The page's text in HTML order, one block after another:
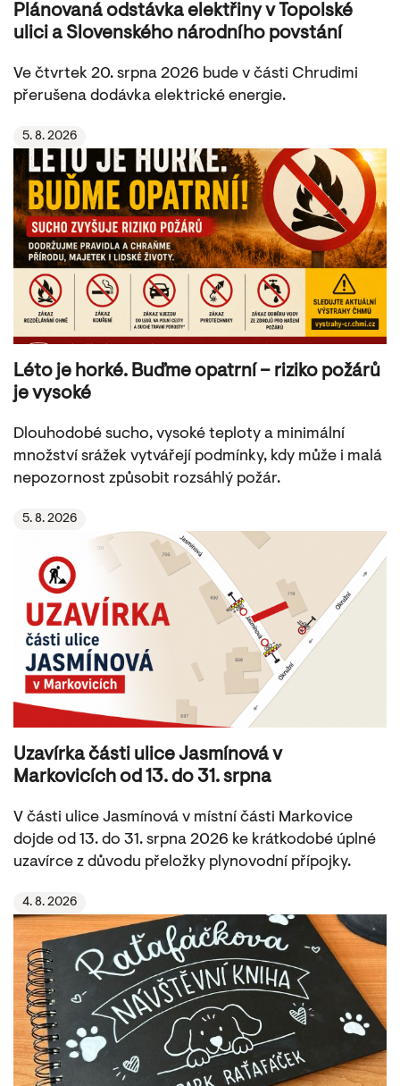
Plánovaná odstávka elektřiny v Topolské
ulici a Slovenského národního povstání
Ve čtvrtek 20. srpna 2026 bude v části Chrudimi
přerušena dodávka elektrické energie.
5. 8. 2026
Léto je horké. Buďme opatrní – riziko požárů
je vysoké
Dlouhodobé sucho, vysoké teploty a minimální
množství srážek vytvářejí podmínky, kdy může i malá
nepozornost způsobit rozsáhlý požár.
5. 8. 2026
Uzavírka části ulice Jasmínová v
Markovicích od 13. do 31. srpna
V části ulice Jasmínová v místní části Markovice
dojde od 13. do 31. srpna 2026 ke krátkodobé úplné
uzavírce z důvodu přeložky plynovodní přípojky.
4. 8. 2026